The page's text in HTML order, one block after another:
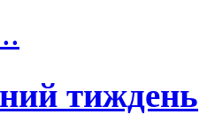
тиждень